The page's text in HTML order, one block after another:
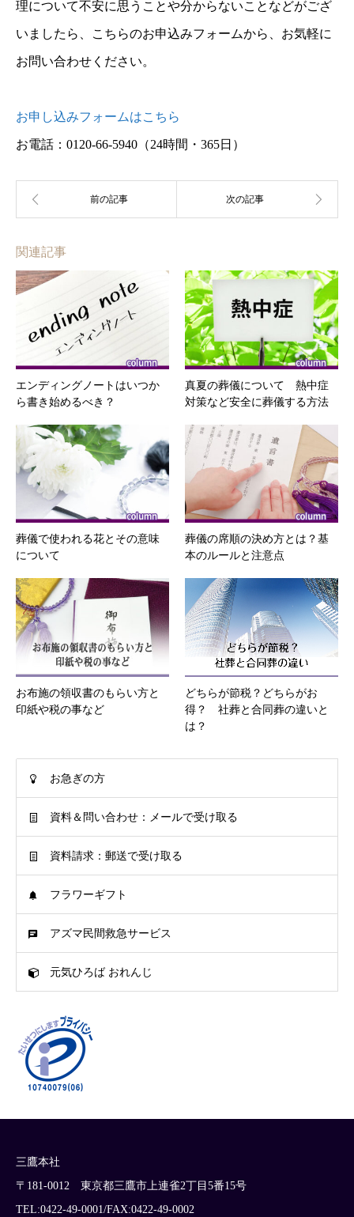
理について不安に思うことや分からないことなどがござ
いましたら、こちらのお申込みフォームから、お気軽に
お問い合わせください。
お申し込みフォームはこちら
お電話：0120-66-5940 （24時間・365日）
関連記事
エンディングノートはいつか
ら書き始めるべき？
真夏の葬儀について 熱中症
対策など安全に葬儀する方法
葬儀で使われる花とその意味
について
葬儀の席順の決め方とは？基
本のルールと注意点
お布施の領収書のもらい方と
印紙や税の事など
どちらが節税？どちらがお
得？ 社葬と合同葬の違いと
は？
お急ぎの方
資料＆問い合わせ：メールで受け取る
資料請求：郵送で受け取る
フラワーギフト
アズマ民間救急サービス
元気ひろば おれんじ
三鷹本社
〒181-0012 東京都三鷹市上連雀2丁目5番15号
TEL:0422-49-0001/FAX:0422-49-0002